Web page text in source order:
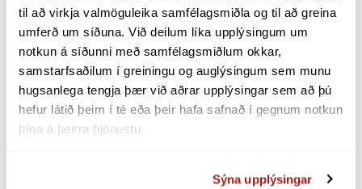
til að virkja valmöguleika samfélagsmiðla og til að greina
umferð um síðuna. Við deilum líka upplýsingum um
notkun á síðunni með samfélagsmiðlum okkar,
samstarfsaðilum í greiningu og auglýsingum sem munu
hugsanlega tengja þær við aðrar upplýsingar sem að þú
hefur látið þeim í té eða þeir hafa safnað í gegnum notkun
þína á þeirra þjónustu.
Sýna upplýsingar
„Þessi spá sýnir meiri óvissu en oft áður, en
um leið ýmis tækifæri til að lágmarka hana
og mæta þeim markmiðum sem sett hafa
verið um orkuskipti og hagvöxt. Það er ljóst
að öflugt flutningskerfi raforku mun leika
lykilhlutverk í því að ná þessum